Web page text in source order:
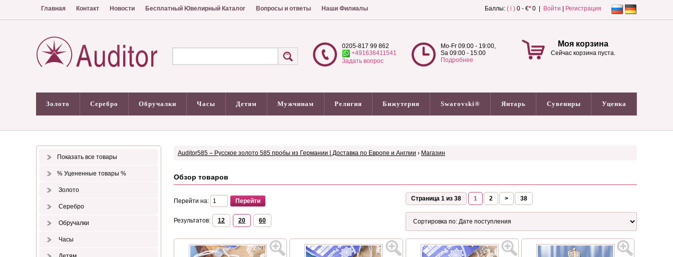
Главная Контакт Новости Бесплатный Ювелирный Каталог Вопросы и ответы Наши Филиалы Баллы: ( i ) 0 - €*0 | Войти Регистрация
0205-817 99 862
+491636411541
Задать вопрос
Mo-Fr 09:00 - 19:00,
Sa 09:00 - 15:00
Подробнее
Моя корзина
Сейчас корзина пуста.
Золото Серебро Обручалки Часы Детям Мужчинам Религия Бижутерия Swarovski® Янтарь Сувениры Уценка
Показать все товары
% Уцененные товары %
Золото
Серебро
Обручалки
Часы
Auditor585 – Русское золото 585 пробы из Германии | Доставка по Европе и Англии › Магазин
Обзор товаров
Перейти на: Страница 1 из 38 1 2 > 38
Результатов: 12 20 60